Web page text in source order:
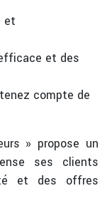
et
et des
compte de
» propose un
ses clients
et des offres